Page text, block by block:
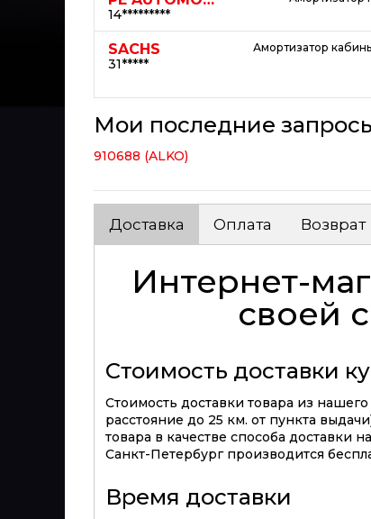
14*********
SACHS
31*****
Амортизатор
Мои последние
910688 (ALKO)
Доставка Оплата Возврат
Интернет-
своей
Стоимость доставки
Стоимость доставки товара из
расстояние до 25 км. от пункта
товара в качестве способа доставки
Санкт-Петербург производится
Время доставки